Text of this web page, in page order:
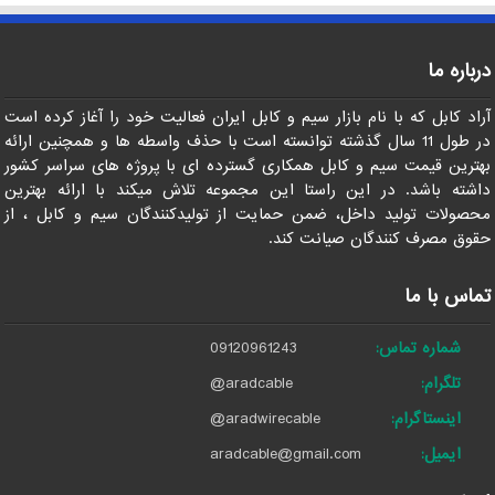
درباره ما
آراد کابل که با نام بازار سیم و کابل ایران فعالیت خود را آغاز کرده است
در طول 11 سال گذشته توانسته است با حذف واسطه ها و همچنین ارائه
بهترین قیمت سیم و کابل همکاری گسترده ای با پروژه های سراسر کشور
داشته باشد. در این راستا این مجموعه تلاش میکند با ارائه بهترین
محصولات تولید داخل، ضمن حمایت از تولیدکنندگان سیم و کابل ، از
حقوق مصرف کنندگان صیانت کند.
تماس با ما
شماره تماس:
09120961243
تلگرام:
@aradcable
اینستاگرام:
@aradwirecable
ایمیل:
aradcable@gmail.com